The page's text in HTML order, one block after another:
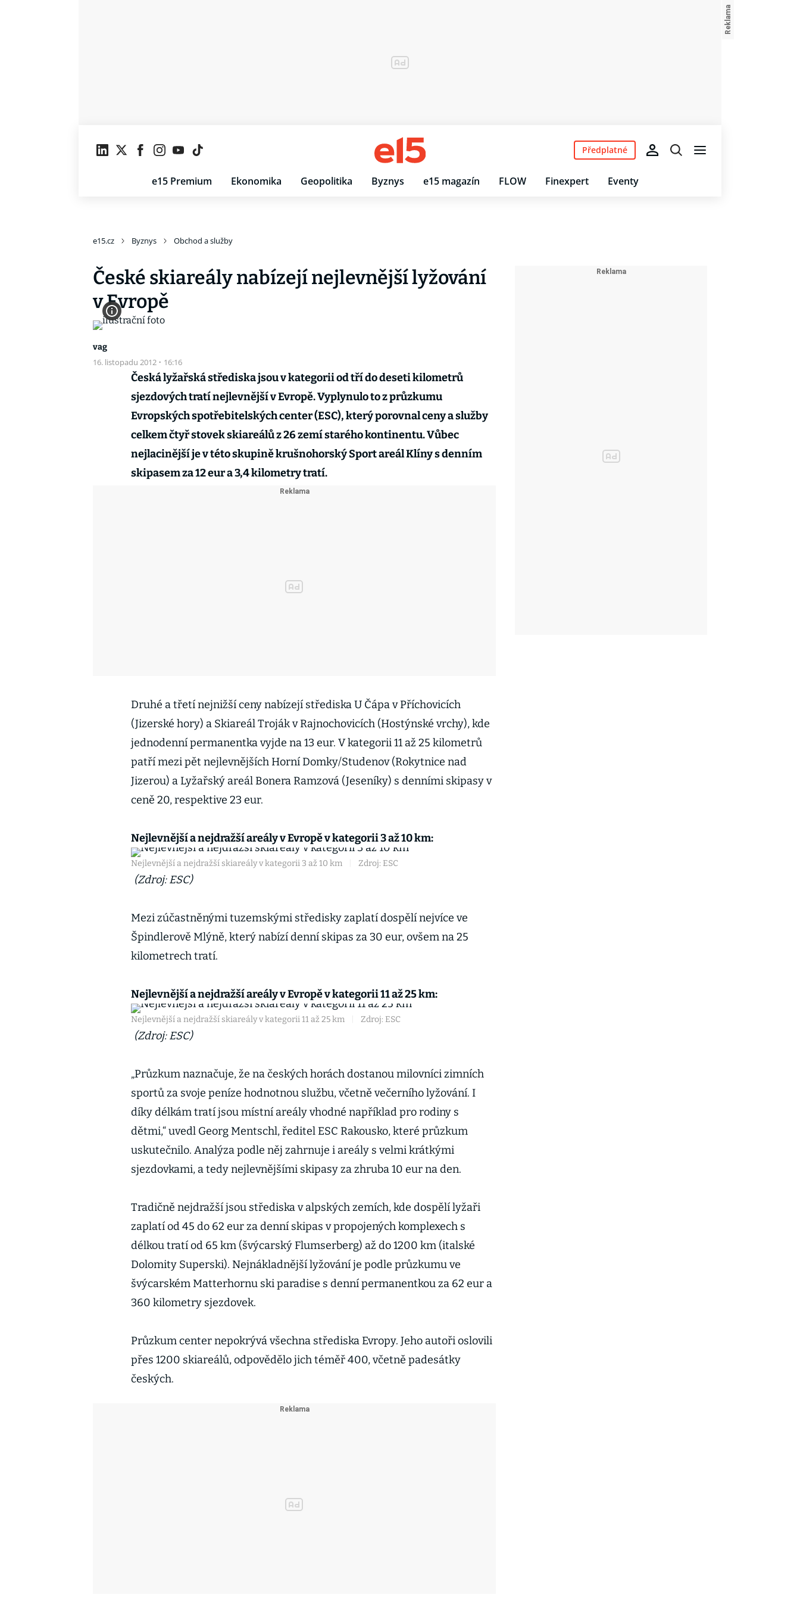
e15 Premium Ekonomika Geopolitika Byznys e15 magazín FLOW Finexpert Eventy
Předplatné
e15.cz Byznys Obchod a služby
České skiareály nabízejí nejlevnější lyžování
v Evropě
vag
16. listopadu 2012 · 16:16
Česká lyžařská střediska jsou v kategorii od tří do deseti kilometrů
sjezdových tratí nejlevnější v Evropě. Vyplynulo to z průzkumu
Evropských spotřebitelských center (ESC), který porovnal ceny a služby
celkem čtyř stovek skiareálů z 26 zemí starého kontinentu. Vůbec
nejlacinější je v této skupině krušnohorský Sport areál Klíny s denním
skipasem za 12 eur a 3,4 kilometry tratí.
Druhé a třetí nejnižší ceny nabízejí střediska U Čápa v Příchovicích
(Jizerské hory) a Skiareál Troják v Rajnochovicích (Hostýnské vrchy), kde
jednodenní permanentka vyjde na 13 eur. V kategorii 11 až 25 kilometrů
patří mezi pět nejlevnějších Horní Domky/Studenov (Rokytnice nad
Jizerou) a Lyžařský areál Bonera Ramzová (Jeseníky) s denními skipasy v
ceně 20, respektive 23 eur.
Nejlevnější a nejdražší areály v Evropě v kategorii 3 až 10 km:
Nejlevnější a nejdražší skiareály v kategorii 3 až 10 km Zdroj: ESC
(Zdroj: ESC)
Mezi zúčastněnými tuzemskými středisky zaplatí dospělí nejvíce ve
Špindlerově Mlýně, který nabízí denní skipas za 30 eur, ovšem na 25
kilometrech tratí.
Nejlevnější a nejdražší areály v Evropě v kategorii 11 až 25 km:
Nejlevnější a nejdražší skiareály v kategorii 11 až 25 km Zdroj: ESC
(Zdroj: ESC)
„Průzkum naznačuje, že na českých horách dostanou milovníci zimních
sportů za svoje peníze hodnotnou službu, včetně večerního lyžování. I
díky délkám tratí jsou místní areály vhodné například pro rodiny s
dětmi,“ uvedl Georg Mentschl, ředitel ESC Rakousko, které průzkum
uskutečnilo. Analýza podle něj zahrnuje i areály s velmi krátkými
sjezdovkami, a tedy nejlevnějšími skipasy za zhruba 10 eur na den.
Tradičně nejdražší jsou střediska v alpských zemích, kde dospělí lyžaři
zaplatí od 45 do 62 eur za denní skipas v propojených komplexech s
délkou tratí od 65 km (švýcarský Flumserberg) až do 1200 km (italské
Dolomity Superski). Nejnákladnější lyžování je podle průzkumu ve
švýcarském Matterhornu ski paradise s denní permanentkou za 62 eur a
360 kilometry sjezdovek.
Průzkum center nepokrývá všechna střediska Evropy. Jeho autoři oslovili
přes 1200 skiareálů, odpovědělo jich téměř 400, včetně padesátky
českých.